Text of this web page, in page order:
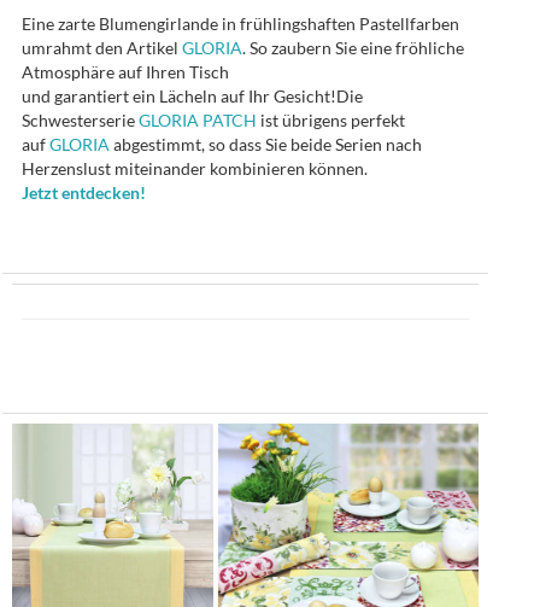
Eine zarte Blumengirlande in frühlingshaften Pastellfarben
umrahmt den ArtikelGLORIA. So zaubern Sie eine fröhliche
Atmosphäre auf Ihren Tisch
und garantiert ein Lächeln auf Ihr Gesicht!Die
SchwesterserieGLORIA PATCH ist übrigens perfekt
aufGLORIA abgestimmt, so dass Sie beide Serien nach
Herzenslust miteinander kombinieren können.
Jetzt entdecken!